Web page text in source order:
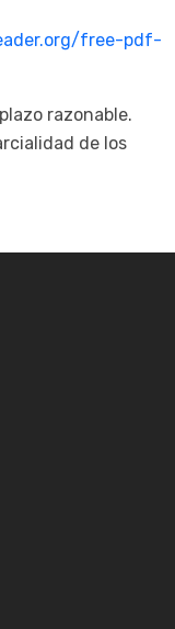
free-pdf-
razonable.
de los